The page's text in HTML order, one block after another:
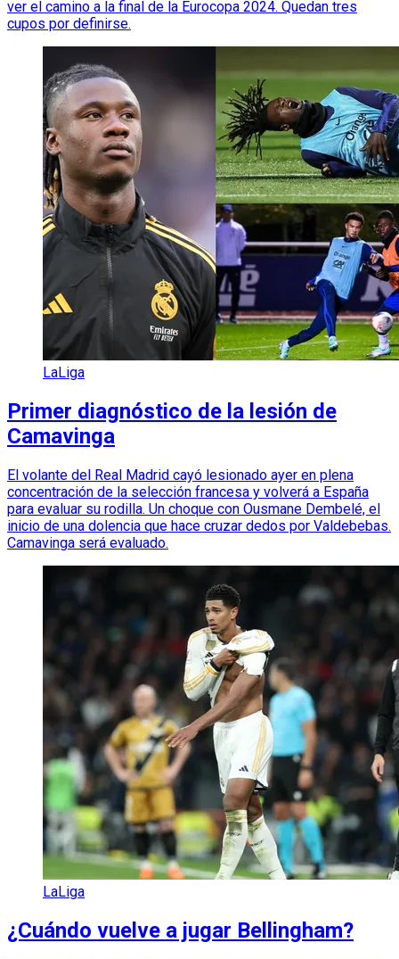
ver el camino a la final de la Eurocopa 2024. Quedan tres
cupos por definirse.
LaLiga
Primer diagnóstico de la lesión de
Camavinga
El volante del Real Madrid cayó lesionado ayer en plena
concentración de la selección francesa y volverá a España
para evaluar su rodilla. Un choque con Ousmane Dembelé, el
inicio de una dolencia que hace cruzar dedos por Valdebebas.
Camavinga será evaluado.
LaLiga
¿Cuándo vuelve a jugar Bellingham?